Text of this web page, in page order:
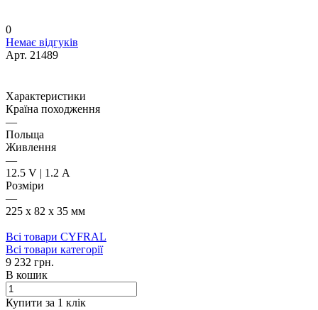
0
Немає відгуків
Арт. 21489
Характеристики
Країна походження
—
Польща
Живлення
—
12.5 V | 1.2 А
Розміри
—
225 х 82 х 35 мм
Всі товари CYFRAL
Всі товари категорії
9 232 грн.
В кошик
Купити за 1 клiк